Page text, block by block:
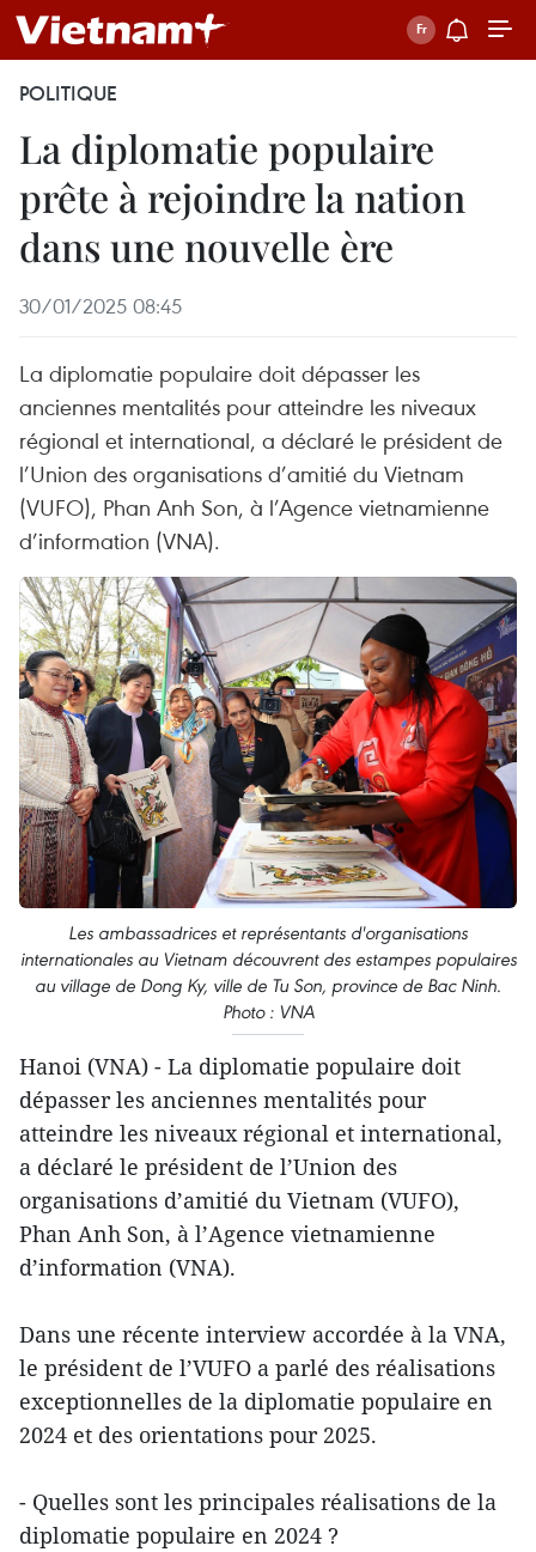
POLITIQUE
La diplomatie populaire
prête à rejoindre la nation
dans une nouvelle ère
30/01/2025 08:45
La diplomatie populaire doit dépasser les
anciennes mentalités pour atteindre les niveaux
régional et international, a déclaré le président de
l’Union des organisations d’amitié du Vietnam
(VUFO), Phan Anh Son, à l’Agence vietnamienne
d’information (VNA).
Les ambassadrices et représentants d'organisations
internationales au Vietnam découvrent des estampes populaires
au village de Dong Ky, ville de Tu Son, province de Bac Ninh.
Photo : VNA
Hanoi (VNA) - La diplomatie populaire doit
dépasser les anciennes mentalités pour
atteindre les niveaux régional et international,
a déclaré le président de l’Union des
organisations d’amitié du Vietnam (VUFO),
Phan Anh Son, à l’Agence vietnamienne
d’information (VNA).
Dans une récente interview accordée à la VNA,
le président de l’VUFO a parlé des réalisations
exceptionnelles de la diplomatie populaire en
2024 et des orientations pour 2025.
- Quelles sont les principales réalisations de la
diplomatie populaire en 2024 ?